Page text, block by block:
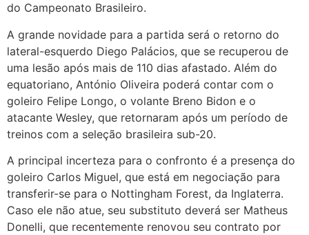
do Campeonato Brasileiro.
A grande novidade para a partida será o retorno do
lateral-esquerdo Diego Palácios, que se recuperou de
uma lesão após mais de 110 dias afastado. Além do
equatoriano, António Oliveira poderá contar com o
goleiro Felipe Longo, o volante Breno Bidon e o
atacante Wesley, que retornaram após um período de
treinos com a seleção brasileira sub-20.
A principal incerteza para o confronto é a presença do
goleiro Carlos Miguel, que está em negociação para
transferir-se para o Nottingham Forest, da Inglaterra.
Caso ele não atue, seu substituto deverá ser Matheus
Donelli, que recentemente renovou seu contrato por